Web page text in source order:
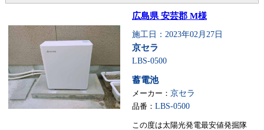
広島県 安芸郡 M様
施工日：2023年02月27日
京セラ
LBS-0500
蓄電池
メーカー： 京セラ
品番： LBS-0500
この度は太陽光発電最安値発掘隊